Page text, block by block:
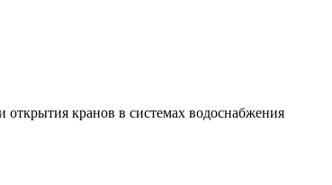
открытия кранов в системах водоснабжения